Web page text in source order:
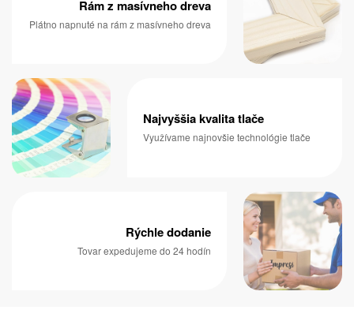
Rám z masívneho dreva
Plátno napnuté na rám z masívneho dreva
Najvyššia kvalita tlače
Využívame najnovšie technológie tlače
Rýchle dodanie
Tovar expedujeme do 24 hodín